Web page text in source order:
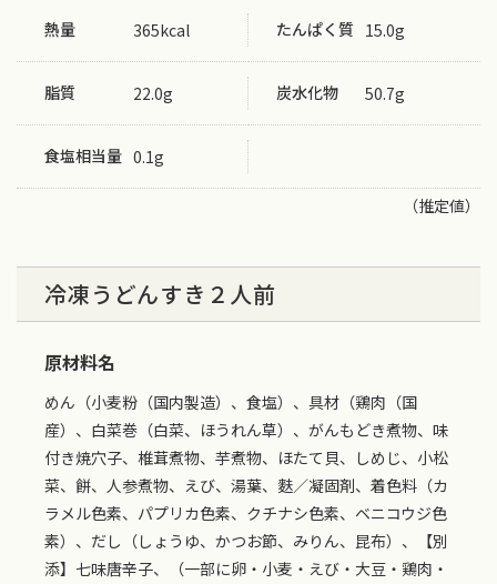
熱量 365kcal たんぱく質 15.0g
脂質 22.0g 炭水化物 50.7g
食塩相当量 0.1g
（推定値）
冷凍うどんすき２人前
原材料名
めん（小麦粉（国内製造）、食塩）、具材（鶏肉（国
産）、白菜巻（白菜、ほうれん草）、がんもどき煮物、味
付き焼穴子、椎茸煮物、芋煮物、ほたて貝、しめじ、小松
菜、餅、人参煮物、えび、湯葉、麩／凝固剤、着色料（カ
ラメル色素、パプリカ色素、クチナシ色素、ベニコウジ色
素）、だし（しょうゆ、かつお節、みりん、昆布）、【別
添】七味唐辛子、（一部に卵・小麦・えび・大豆・鶏肉・